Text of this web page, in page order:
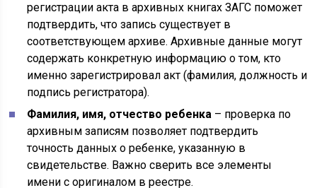
регистрации акта в архивных книгах ЗАГС поможет
подтвердить, что запись существует в
соответствующем архиве. Архивные данные могут
содержать конкретную информацию о том, кто
именно зарегистрировал акт (фамилия, должность и
подпись регистратора).
Фамилия, имя, отчество ребенка – проверка по
архивным записям позволяет подтвердить
точность данных о ребенке, указанную в
свидетельстве. Важно сверить все элементы
имени с оригиналом в реестре.